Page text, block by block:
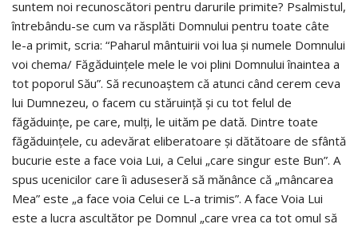
suntem noi recunoscători pentru darurile primite? Psalmistul,
întrebându-se cum va răsplăti Domnului pentru toate câte
le-a primit, scria: “Paharul mântuirii voi lua şi numele Domnului
voi chema/ Făgăduinţele mele le voi plini Domnului înaintea a
tot poporul Său”. Să recunoaştem că atunci când cerem ceva
lui Dumnezeu, o facem cu stăruință și cu tot felul de
făgăduinţe, pe care, mulţi, le uităm pe dată. Dintre toate
făgăduinţele, cu adevărat eliberatoare şi dătătoare de sfântă
bucurie este a face voia Lui, a Celui „care singur este Bun”. A
spus ucenicilor care îi aduseseră să mănânce că „mâncarea
Mea” este „a face voia Celui ce L-a trimis”. A face Voia Lui
este a lucra ascultător pe Domnul „care vrea ca tot omul să